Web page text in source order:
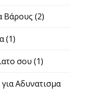
Βάρους (2)
(1)
σου (1)
Αδυνατισμα